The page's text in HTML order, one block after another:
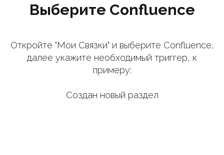
Выберите Confluence
Откройте "Мои Связки" и выберите Confluence,
далее укажите необходимый триггер, к
примеру:
Создан новый раздел